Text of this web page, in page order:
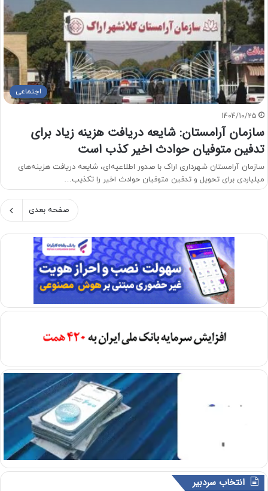
اجتماعی
1404/10/25
سازمان آرامستان: شایعه دریافت هزینه‌ زیاد برای
تدفین متوفیان حوادث اخیر کذب است
سازمان آرامستان شهرداری اراک با صدور اطلاعیه‌ای، شایعه دریافت هزینه‌های
میلیاردی برای تحویل و تدفین متوفیان حوادث اخیر را تکذیب…
صفحه بعدی
انتخاب سردبیر